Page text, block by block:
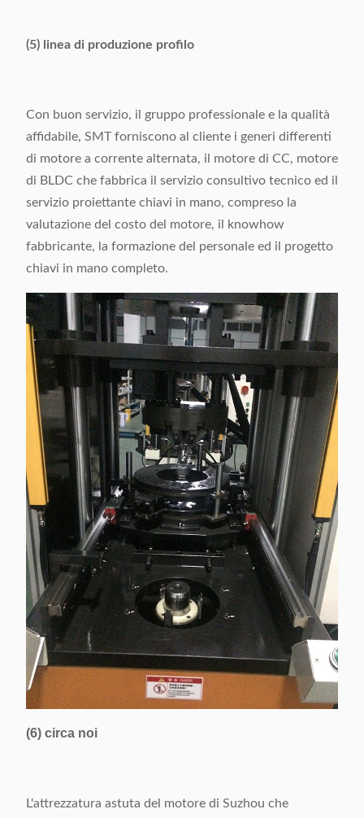
(5) linea di produzione profilo
Con buon servizio, il gruppo professionale e la qualità
affidabile, SMT forniscono al cliente i generi differenti
di motore a corrente alternata, il motore di CC, motore
di BLDC che fabbrica il servizio consultivo tecnico ed il
servizio proiettante chiavi in mano, compreso la
valutazione del costo del motore, il knowhow
fabbricante, la formazione del personale ed il progetto
chiavi in mano completo.
(6) circa noi
L'attrezzatura astuta del motore di Suzhou che